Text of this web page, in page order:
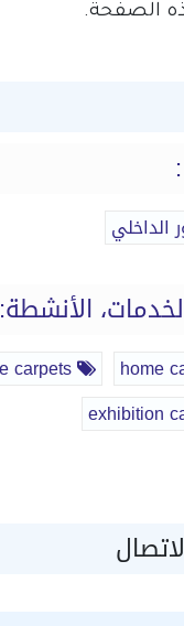
الصفحة.
الداخلي
الأنشطة: